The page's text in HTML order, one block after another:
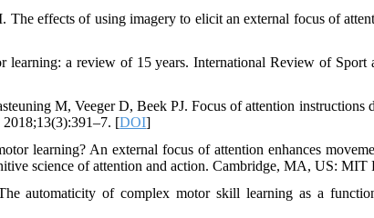
The effects of using imagery to elicit an external focus of
a review of 15 years. International Review of Sport
M, Veeger D, Beek PJ. Focus of attention
2018;13(3):391–7. [DOI]
learning? An external focus of attention enhances
science of attention and action. Cambridge, MA, US: MIT
automaticity of complex motor skill learning as a